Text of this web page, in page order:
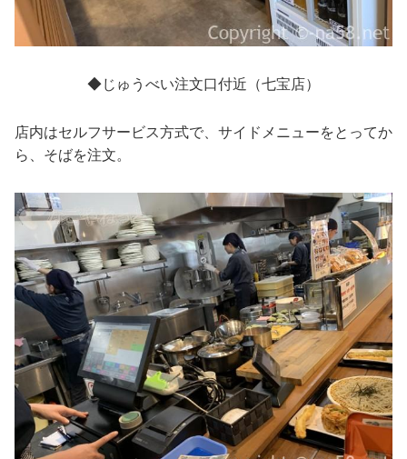
◆じゅうべい注文口付近（七宝店）
店内はセルフサービス方式で、サイドメニューをとってか
ら、そばを注文。